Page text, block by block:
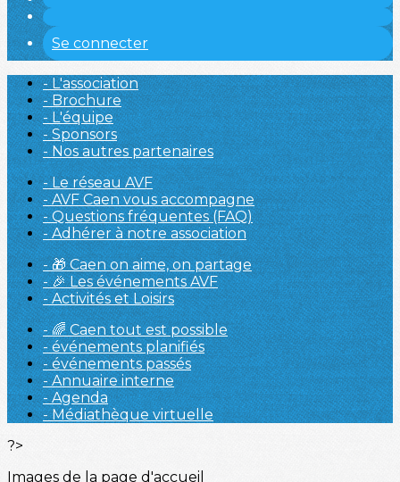
Se connecter
- L'association
- Brochure
- L'équipe
- Sponsors
- Nos autres partenaires
- Le réseau AVF
- AVF Caen vous accompagne
- Questions fréquentes (FAQ)
- Adhérer à notre association
- 🎁 Caen on aime, on partage
- 🎉 Les événements AVF
- Activités et Loisirs
- 🌈 Caen tout est possible
- événements planifiés
- événements passés
- Annuaire interne
- Agenda
- Médiathèque virtuelle
?>
Images de la page d'accueil